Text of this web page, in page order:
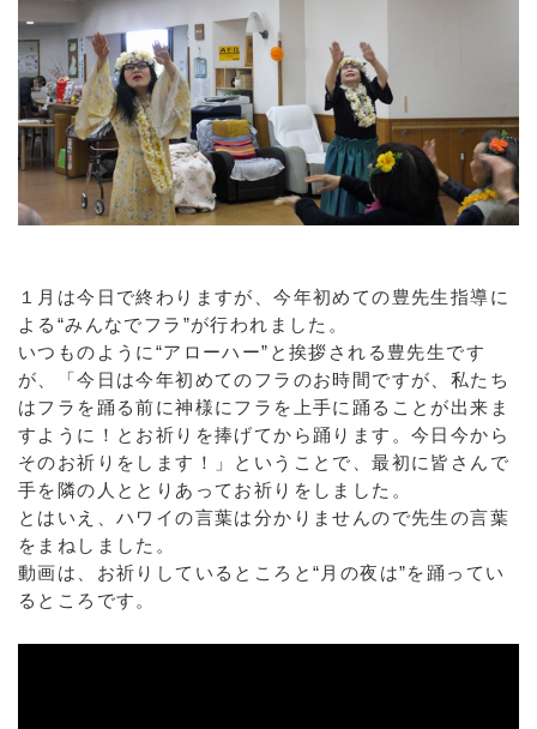
１月は今日で終わりますが、今年初めての豊先生指導に
よる“みんなでフラ”が行われました。
いつものように“アローハー”と挨拶される豊先生です
が、「今日は今年初めてのフラのお時間ですが、私たち
はフラを踊る前に神様にフラを上手に踊ることが出来ま
すように！とお祈りを捧げてから踊ります。今日今から
そのお祈りをします！」ということで、最初に皆さんで
手を隣の人ととりあってお祈りをしました。
とはいえ、ハワイの言葉は分かりませんので先生の言葉
をまねしました。
動画は、お祈りしているところと“月の夜は”を踊ってい
るところです。